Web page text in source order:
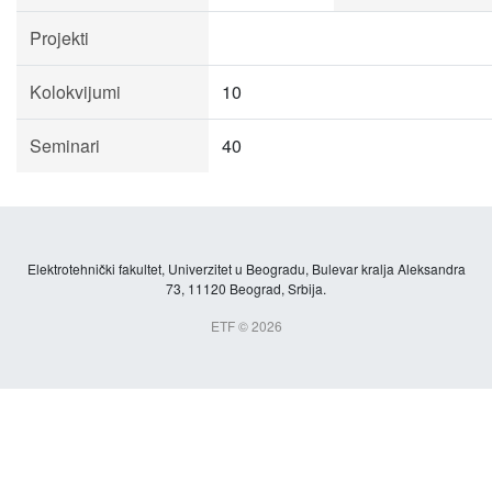
Projekti
Kolokvijumi 10
Seminari 40
Elektrotehnički fakultet, Univerzitet u Beogradu, Bulevar kralja Aleksandra
73, 11120 Beograd, Srbija.
ETF © 2026